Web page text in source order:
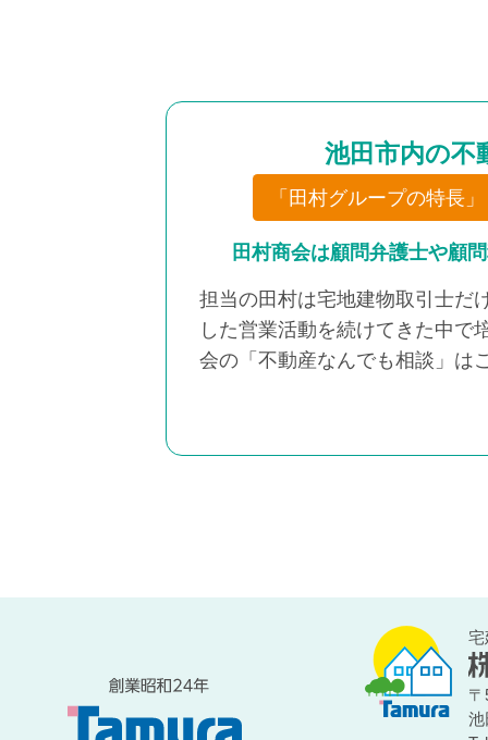
池田市内の不
「田村グループの特長」
田村商会は顧問弁護士や顧
担当の田村は宅地建物取引士だ
した営業活動を続けてきた中で
会の「不動産なんでも相談」は
宅
池